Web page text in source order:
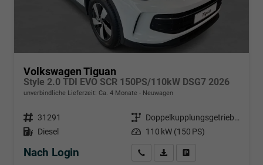
Volkswagen Tiguan
Style 2.0 TDI EVO SCR 150PS/110kW DSG7 2026
unverbindliche Lieferzeit: Ca. 4 Monate Neuwagen
Fahrzeugnr. 31291 Getriebe
Doppelkupplungsgetriebe (DSG)
Kraftstoff Diesel Leistung 110 kW (150 PS)
Nach Login Wir rufen Sie anPDF-Datei, Fahrzeugexposé